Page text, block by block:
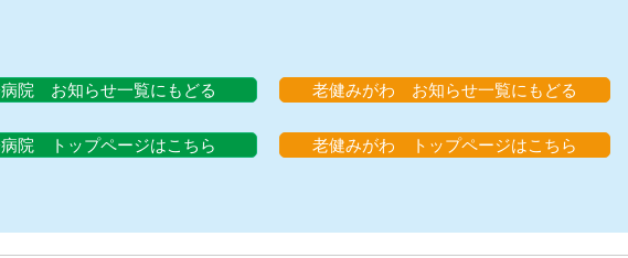
院 お知らせ一覧にもどる
院 トップページはこちら
老健みがわ お知らせ一覧にもどる
老健みがわ トップページはこちら